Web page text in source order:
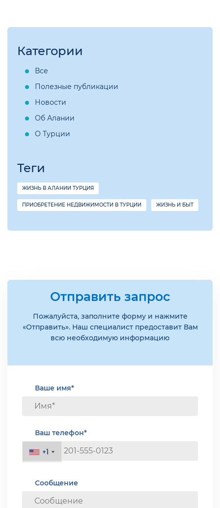
Категории
Все
Полезные публикации
Новости
Об Алании
О Турции
Теги
ЖИЗНЬ В АЛАНИИ ТУРЦИЯ
ПРИОБРЕТЕНИЕ НЕДВИЖИМОСТИ В ТУРЦИИ ЖИЗНЬ И БЫТ
Отправить запрос
Пожалуйста, заполните форму и нажмите
«Отправить». Наш специалист предоставит Вам
всю необходимую информацию
Ваше имя*
Ваш телефон*
+1
+1
Сообщение